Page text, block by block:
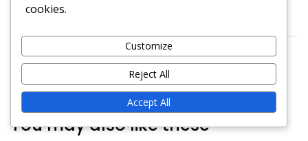
February 2026
You may also like these
cookies.
Customize
Reject All
Accept All